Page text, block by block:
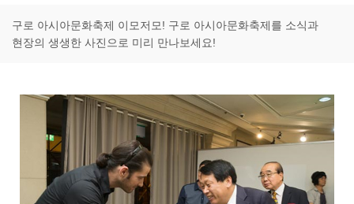
구로 아시아문화축제 이모저모! 구로 아시아문화축제를 소식과
현장의 생생한 사진으로 미리 만나보세요!